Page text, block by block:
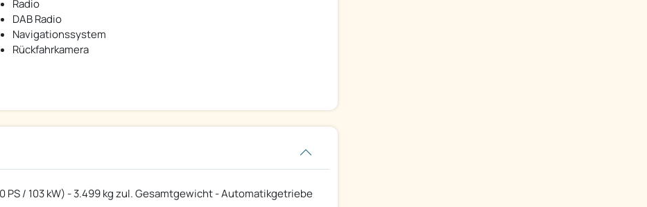
Radio
DAB Radio
Navigationssystem
Rückfahrkamera
PS / 103 kW) - 3.499 kg zul. Gesamtgewicht - Automatikgetriebe